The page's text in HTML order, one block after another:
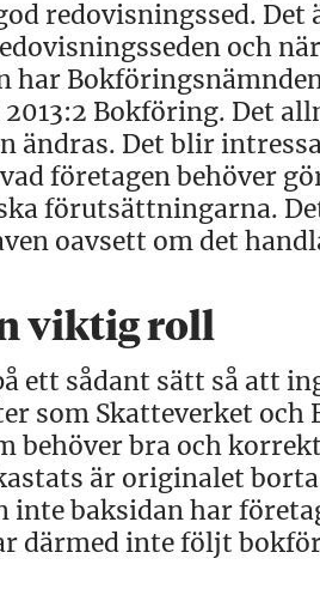
redovisningssed.
och
Bokföring. Det
ändras. Det blir
företagen behöver
förutsättningarna.
oavsett om det
viktig roll
ett sådant sätt så att
som Skatteverket
behöver bra och
är originalet
inte baksidan har
därmed inte följt